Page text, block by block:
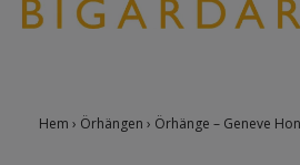
Hem › Örhängen › Örhänge – Geneve